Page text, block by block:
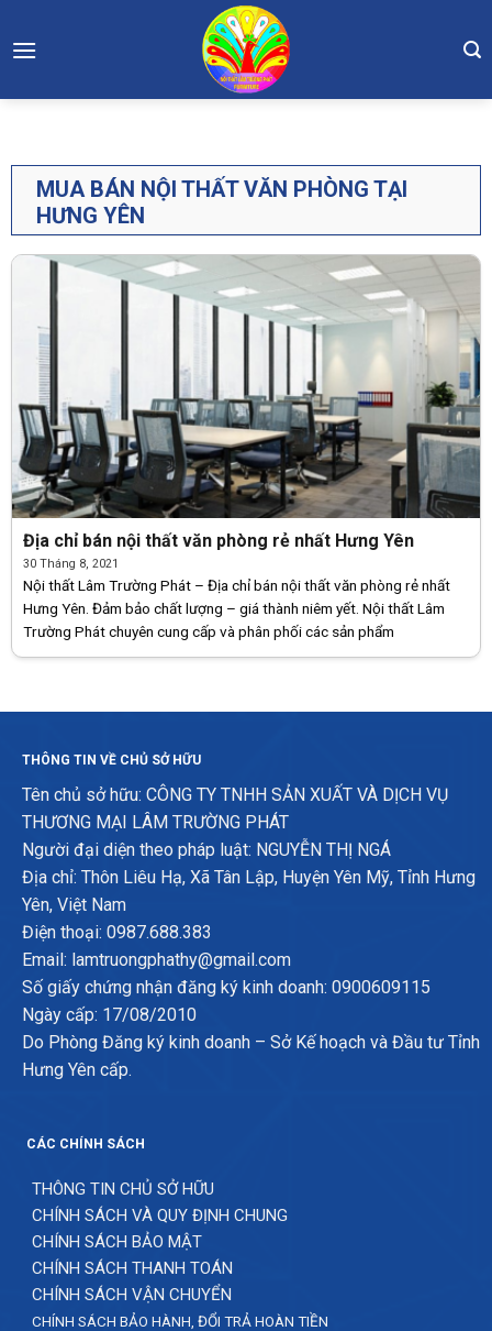
to
MUA BÁN NỘI THẤT VĂN PHÒNG TẠI
HƯNG YÊN
Địa chỉ bán nội thất văn phòng rẻ nhất Hưng Yên
30 Tháng 8, 2021
Nội thất Lâm Trường Phát – Địa chỉ bán nội thất văn phòng rẻ nhất
Hưng Yên. Đảm bảo chất lượng – giá thành niêm yết. Nội thất Lâm
Trường Phát chuyên cung cấp và phân phối các sản phẩm
THÔNG TIN VỀ CHỦ SỞ HỮU
Tên chủ sở hữu: CÔNG TY TNHH SẢN XUẤT VÀ DỊCH VỤ
THƯƠNG MẠI LÂM TRƯỜNG PHÁT
Người đại diện theo pháp luật: NGUYỄN THỊ NGÁ
Địa chỉ: Thôn Liêu Hạ, Xã Tân Lập, Huyện Yên Mỹ, Tỉnh Hưng
Yên, Việt Nam
Điện thoại: 0987.688.383
Email: lamtruongphathy@gmail.com
Số giấy chứng nhận đăng ký kinh doanh: 0900609115
Ngày cấp: 17/08/2010
Do Phòng Đăng ký kinh doanh – Sở Kế hoạch và Đầu tư Tỉnh
Hưng Yên cấp.
CÁC CHÍNH SÁCH
THÔNG TIN CHỦ SỞ HỮU
CHÍNH SÁCH VÀ QUY ĐỊNH CHUNG
CHÍNH SÁCH BẢO MẬT
CHÍNH SÁCH THANH TOÁN
CHÍNH SÁCH VẬN CHUYỂN
CHÍNH SÁCH BẢO HÀNH, ĐỔI TRẢ HOÀN TIỀN